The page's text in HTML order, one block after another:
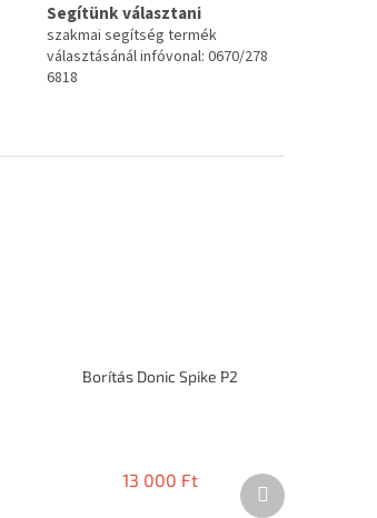
Segítünk választani
szakmai segítség termék
választásánál infóvonal: 0670/278
6818
Borítás Donic Spike P2
13 000 Ft
Következő
termék